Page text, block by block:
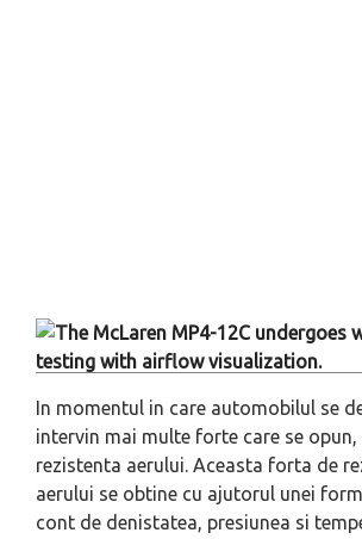
In momentul in care automobilul se
intervin mai multe forte care se
rezistenta aerului. Aceasta forta de
aerului se obtine cu ajutorul unei
cont de denistatea, presiunea si